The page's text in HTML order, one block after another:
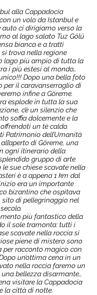
alla Cappadocia
un volo da Istanbul e
ci dirigiamo verso la
al lago salato Tuz Gölü
bianca e a tratti
trova nella regione
lago più ampio di tutta la
i più estesi al mondo…
Dopo una bella foto
per il caravanserraglio di
infine a Göreme.
esplode in tutta la sua
c’è un silenzio che
soffia dolcemente e la
un tè caldo.
Patrimonio dell’Umanità
di Göreme, una
ogni itinerario della
gruppo di arte
sue chiese scavate nella
è a appena 1 km dal
era un importante
bizantino che ospitava
di pellegrinaggio nel
più fantastico della
il sole tramonta: tutti i
scavate nella roccia si
piene di mistero sono
per racconto magico con
un’ottima cena in un
nella roccia faremo un
bellezza disarmante…
visitare la Cappadocia
la città di notte.